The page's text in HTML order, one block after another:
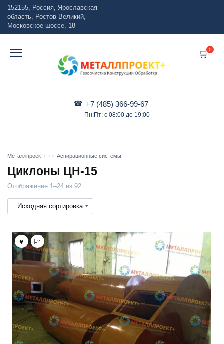
Перейти
содержанию
152155, Россия, Ярославская
область, Ростов Великий,
Московское шоссе, 18
+7 (485) 366-99-67
Пн:Пт: с 08:00 до 19:00
0
Металлпроект+ Аспирационные системы
Циклоны ЦН-15
Отображение 1–24 из 92